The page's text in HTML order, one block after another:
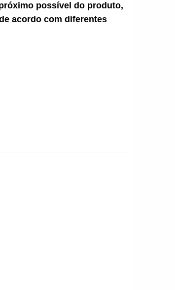
possível do produto,
acordo com diferentes